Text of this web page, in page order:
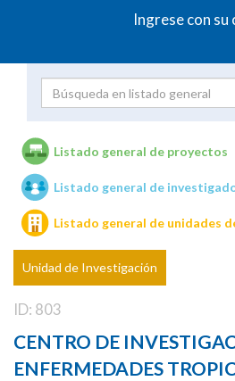
Ingrese con
Unidades de investigación
Listado general de proyectos
Listado general de
Listado general de unidades
Unidad de Investigación
ID: 803
CENTRO DE
ENFERMEDADES